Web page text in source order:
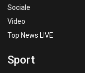
Sociale
Video
Top News LIVE
Sport